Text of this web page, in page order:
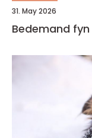
31. May 2026